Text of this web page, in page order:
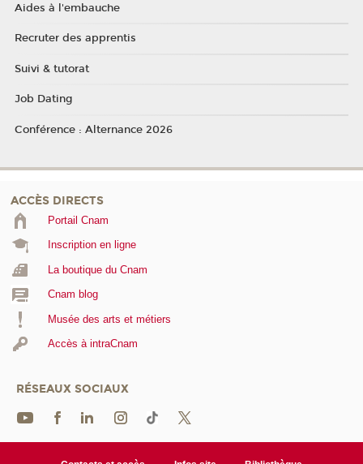
Aides à l'embauche
Recruter des apprentis
Suivi & tutorat
Job Dating
Conférence : Alternance 2026
ACCÈS DIRECTS
Portail Cnam
Inscription en ligne
La boutique du Cnam
Cnam blog
Musée des arts et métiers
Accès à intraCnam
RÉSEAUX SOCIAUX